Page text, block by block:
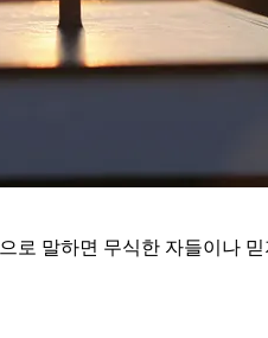
로 말하면 무식한 자들이나